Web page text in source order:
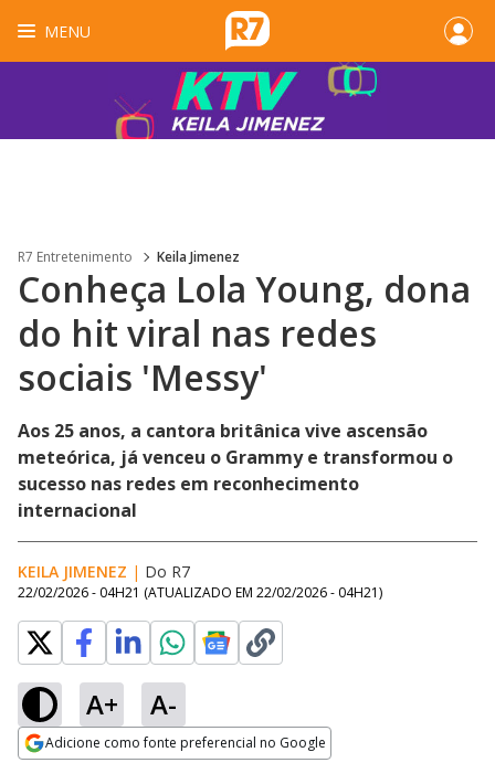
MENU
R7 Entretenimento Keila Jimenez
Conheça Lola Young, dona
do hit viral nas redes
sociais 'Messy'
Aos 25 anos, a cantora britânica vive ascensão
meteórica, já venceu o Grammy e transformou o
sucesso nas redes em reconhecimento
internacional
KEILA JIMENEZ | Do R7
22/02/2026 - 04H21 (ATUALIZADO EM 22/02/2026 - 04H21)
A+ A-
Adicione como fonte preferencial no Google
Ativar
Loaded
25.04%